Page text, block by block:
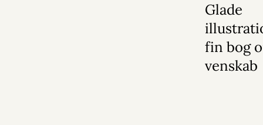
Glade
fin bog
venskab